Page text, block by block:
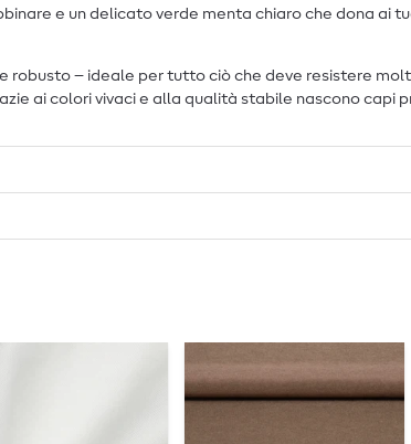
e un delicato verde menta chiaro che dona
robusto – ideale per tutto ciò che deve resistere
ai colori vivaci e alla qualità stabile nascono